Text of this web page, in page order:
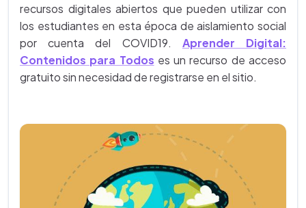
recursos digitales abiertos que pueden utilizar con
los estudiantes en esta época de aislamiento social
por cuenta del COVID19. Aprender Digital:
Contenidos para Todos es un recurso de acceso
gratuito sin necesidad de registrarse en el sitio.